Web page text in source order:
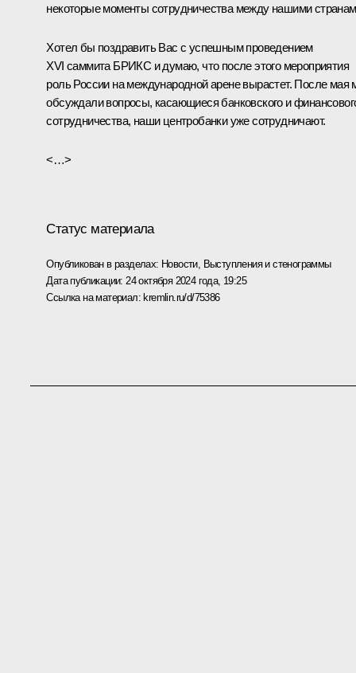
некоторые моменты сотрудничества между нашими
Хотел бы поздравить Вас с успешным проведением
XVI саммита БРИКС и думаю, что после этого мероприятия
роль России на международной арене вырастет. После мая
обсуждали вопросы, касающиеся банковского и
сотрудничества, наши центробанки уже сотрудничают.
<…>
Статус материала
Опубликован в разделах: Новости, Выступления и стенограммы
Дата публикации: 24 октября 2024 года, 19:25
Ссылка на материал: kremlin.ru/d/75386